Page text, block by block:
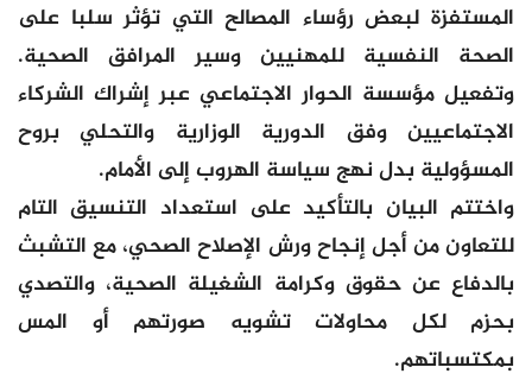
المستفزة لبعض رؤساء المصالح التي تؤثر سلبا على
الصحة النفسية للمهنيين وسير المرافق الصحية.
وتفعيل مؤسسة الحوار الاجتماعي عبر إشراك الشركاء
الاجتماعيين وفق الدورية الوزارية والتحلي بروح
المسؤولية بدل نهج سياسة الهروب إلى الأمام.
واختتم البيان بالتأكيد على استعداد التنسيق التام
للتعاون من أجل إنجاح ورش الإصلاح الصحي، مع التشبث
بالدفاع عن حقوق وكرامة الشغيلة الصحية، والتصدي
بحزم لكل محاولات تشويه صورتهم أو المس
بمكتسباتهم.